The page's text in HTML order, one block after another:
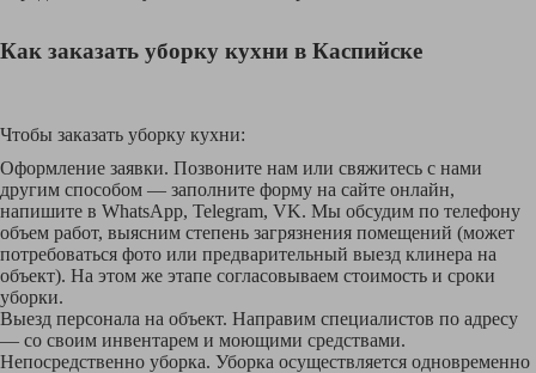
Как заказать уборку кухни в Каспийске
Чтобы заказать уборку кухни:
Оформление заявки. Позвоните нам или свяжитесь с нами
другим способом — заполните форму на сайте онлайн,
напишите в WhatsApp, Telegram, VK. Мы обсудим по телефону
объем работ, выясним степень загрязнения помещений (может
потребоваться фото или предварительный выезд клинера на
объект). На этом же этапе согласовываем стоимость и сроки
уборки.
Выезд персонала на объект. Направим специалистов по адресу
— со своим инвентарем и моющими средствами.
Непосредственно уборка. Уборка осуществляется одновременно